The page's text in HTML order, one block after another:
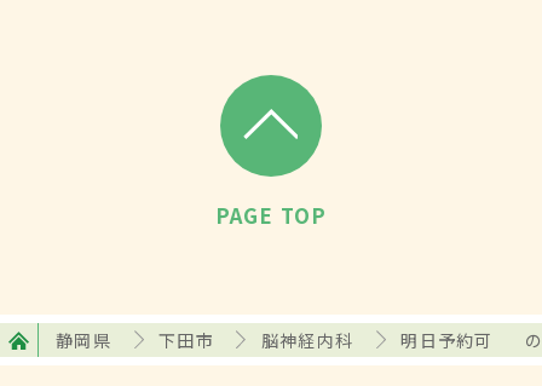
PAGE TOP
静岡県 下田市 脳神経内科 明日予約可